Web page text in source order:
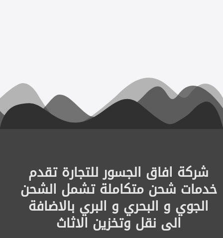
شركة افاق الجسور للتجارة تقدم
خدمات شحن متكاملة تشمل الشحن
الجوي و البحري و البري بالاضافة
الى نقل وتخزين الاثاث